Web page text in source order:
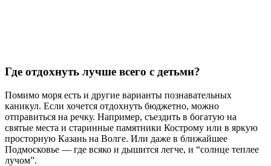
Где отдохнуть лучше всего с детьми?
Помимо моря есть и другие варианты познавательных
каникул. Если хочется отдохнуть бюджетно, можно
отправиться на речку. Например, съездить в богатую на
святые места и старинные памятники Кострому или в яркую
просторную Казань на Волге. Или даже в ближайшее
Подмосковье — где всяко и дышится легче, и “солнце теплее
лучом”.